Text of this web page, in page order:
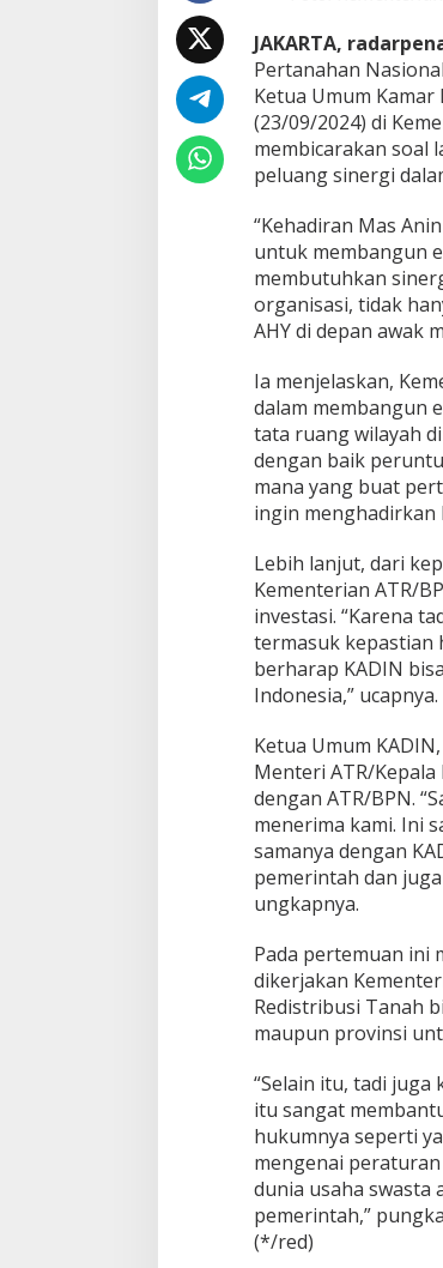
K
t
u
a
U
m
u
m
A
D
I
N
,
M
n
t
e
r
i
A
H
Y
a
h
a
P
e
l
a
n
g
S
i
n
e
r
g
d
a
l
a
m
e
m
b
a
n
g
u
JAKARTA,
Pertanahan
Ketua Umum
(23/09/2024) di
membicarakan soal
peluang sinergi
“Kehadiran Mas
untuk membangun
membutuhkan
organisasi, tidak
AHY di depan awak
Ia menjelaskan,
dalam membangun
tata ruang wilayah
dengan baik
mana yang buat
ingin menghadirkan
Lebih lanjut, dari
Kementerian ATR/
investasi. “Karena
termasuk kepastian
berharap KADIN
Indonesia,” ucapnya.
Ketua Umum
Menteri ATR/
dengan ATR/BPN.
menerima kami. Ini
samanya dengan
pemerintah dan
ungkapnya.
Pada pertemuan ini
dikerjakan
Redistribusi Tanah
maupun provinsi
“Selain itu, tadi juga
itu sangat
hukumnya seperti
mengenai
dunia usaha swasta
pemerintah,”
(*/red)